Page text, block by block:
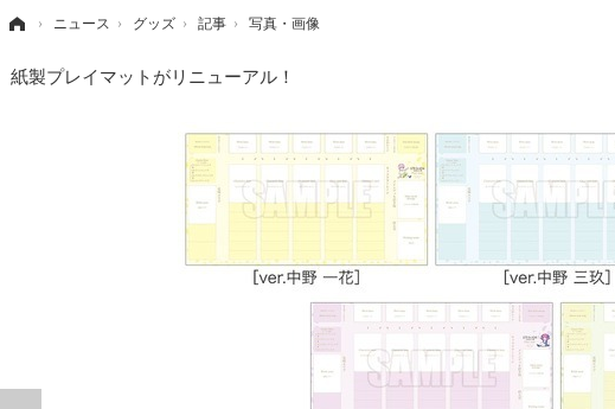
› ニュース › グッズ › 記事 › 写真・画像
紙製プレイマットがリニューアル！